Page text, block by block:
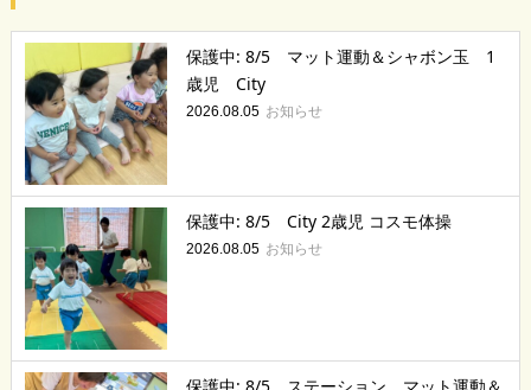
保護中: 8/5 マット運動＆シャボン玉 1
歳児 City
2026.08.05 お知らせ
保護中: 8/5 City 2歳児 コスモ体操
2026.08.05 お知らせ